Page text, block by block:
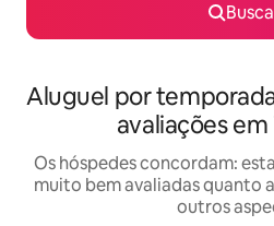
Aluguel por
avaliações
Os hóspedes concordam:
muito bem avaliadas quanto
outros